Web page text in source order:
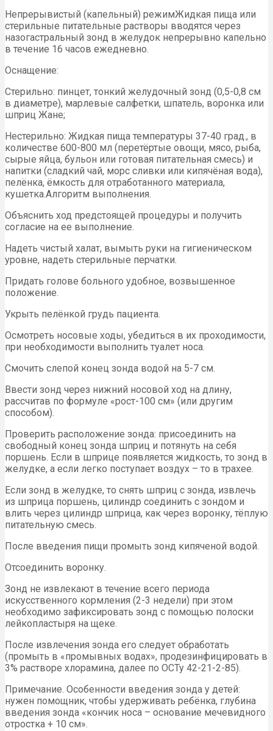
Непрерывистый (капельный) режимЖидкая пища или
стерильные питательные растворы вводятся через
назогастральный зонд в желудок непрерывно капельно
в течение 16 часов ежедневно.
Оснащение:
Стерильно: пинцет, тонкий желудочный зонд (0,5-0,8 см
в диаметре), марлевые салфетки, шпатель, воронка или
шприц Жане;
Нестерильно: Жидкая пища температуры 37-40 град., в
количестве 600-800 мл (перетёртые овощи, мясо, рыба,
сырые яйца, бульон или готовая питательная смесь) и
напитки (сладкий чай, морс сливки или кипячёная вода),
пелёнка, ёмкость для отработанного материала,
кушетка.Алгоритм выполнения.
Объяснить ход предстоящей процедуры и получить
согласие на ее выполнение.
Надеть чистый халат, вымыть руки на гигиеническом
уровне, надеть стерильные перчатки.
Придать голове больного удобное, возвышенное
положение.
Укрыть пелёнкой грудь пациента.
Осмотреть носовые ходы, убедиться в их проходимости,
при необходимости выполнить туалет носа.
Смочить слепой конец зонда водой на 5-7 см.
Ввести зонд через нижний носовой ход на длину,
рассчитав по формуле «рост-100 см» (или другим
способом).
Проверить расположение зонда: присоединить на
свободный конец зонда шприц и потянуть на себя
поршень. Если в шприце появляется жидкость, то зонд в
желудке, а если легко поступает воздух – то в трахее.
Если зонд в желудке, то снять шприц с зонда, извлечь
из шприца поршень, цилиндр соединить с зондом и
влить через цилиндр шприца, как через воронку, тёплую
питательную смесь.
После введения пищи промыть зонд кипяченой водой.
Отсоединить воронку.
Зонд не извлекают в течение всего периода
искусственного кормления (2-3 недели) при этом
необходимо зафиксировать зонд с помощью полоски
лейкопластыря на щеке.
После извлечения зонда его следует обработать
(промыть в «промывных водах», продезинфицировать в
3% растворе хлорамина, далее по ОСТу 42-21-2-85).
Примечание. Особенности введения зонда у детей:
нужен помощник, чтобы удерживать ребёнка, глубина
введения зонда «кончик носа – основание мечевидного
отростка + 10 см».